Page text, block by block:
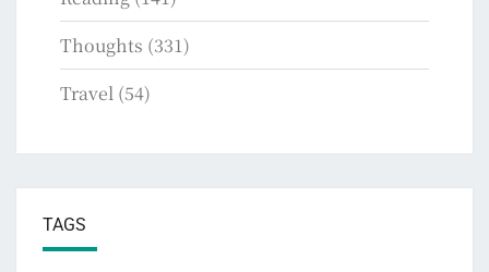
Thoughts (331)
Travel (54)
TAGS